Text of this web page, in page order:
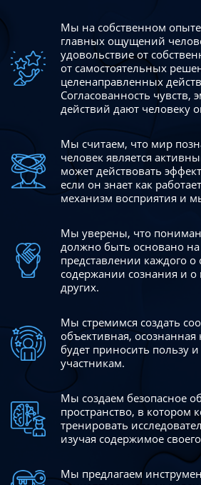
Мы на собственном
главных ощущений
удовольствие от
от самостоятельных
целенаправленных
Согласованность
действий дают человеку
Мы считаем, что мир
человек является
может действовать
если он знает как
механизм восприятия и
Мы уверены, что
должно быть основано
представлении каждого о
содержании сознания и о
других.
Мы стремимся создать
объективная,
будет приносить пользу и
участникам.
Мы создаем безопасное
пространство, в котором
тренировать
изучая содержимое
Мы предлагаем